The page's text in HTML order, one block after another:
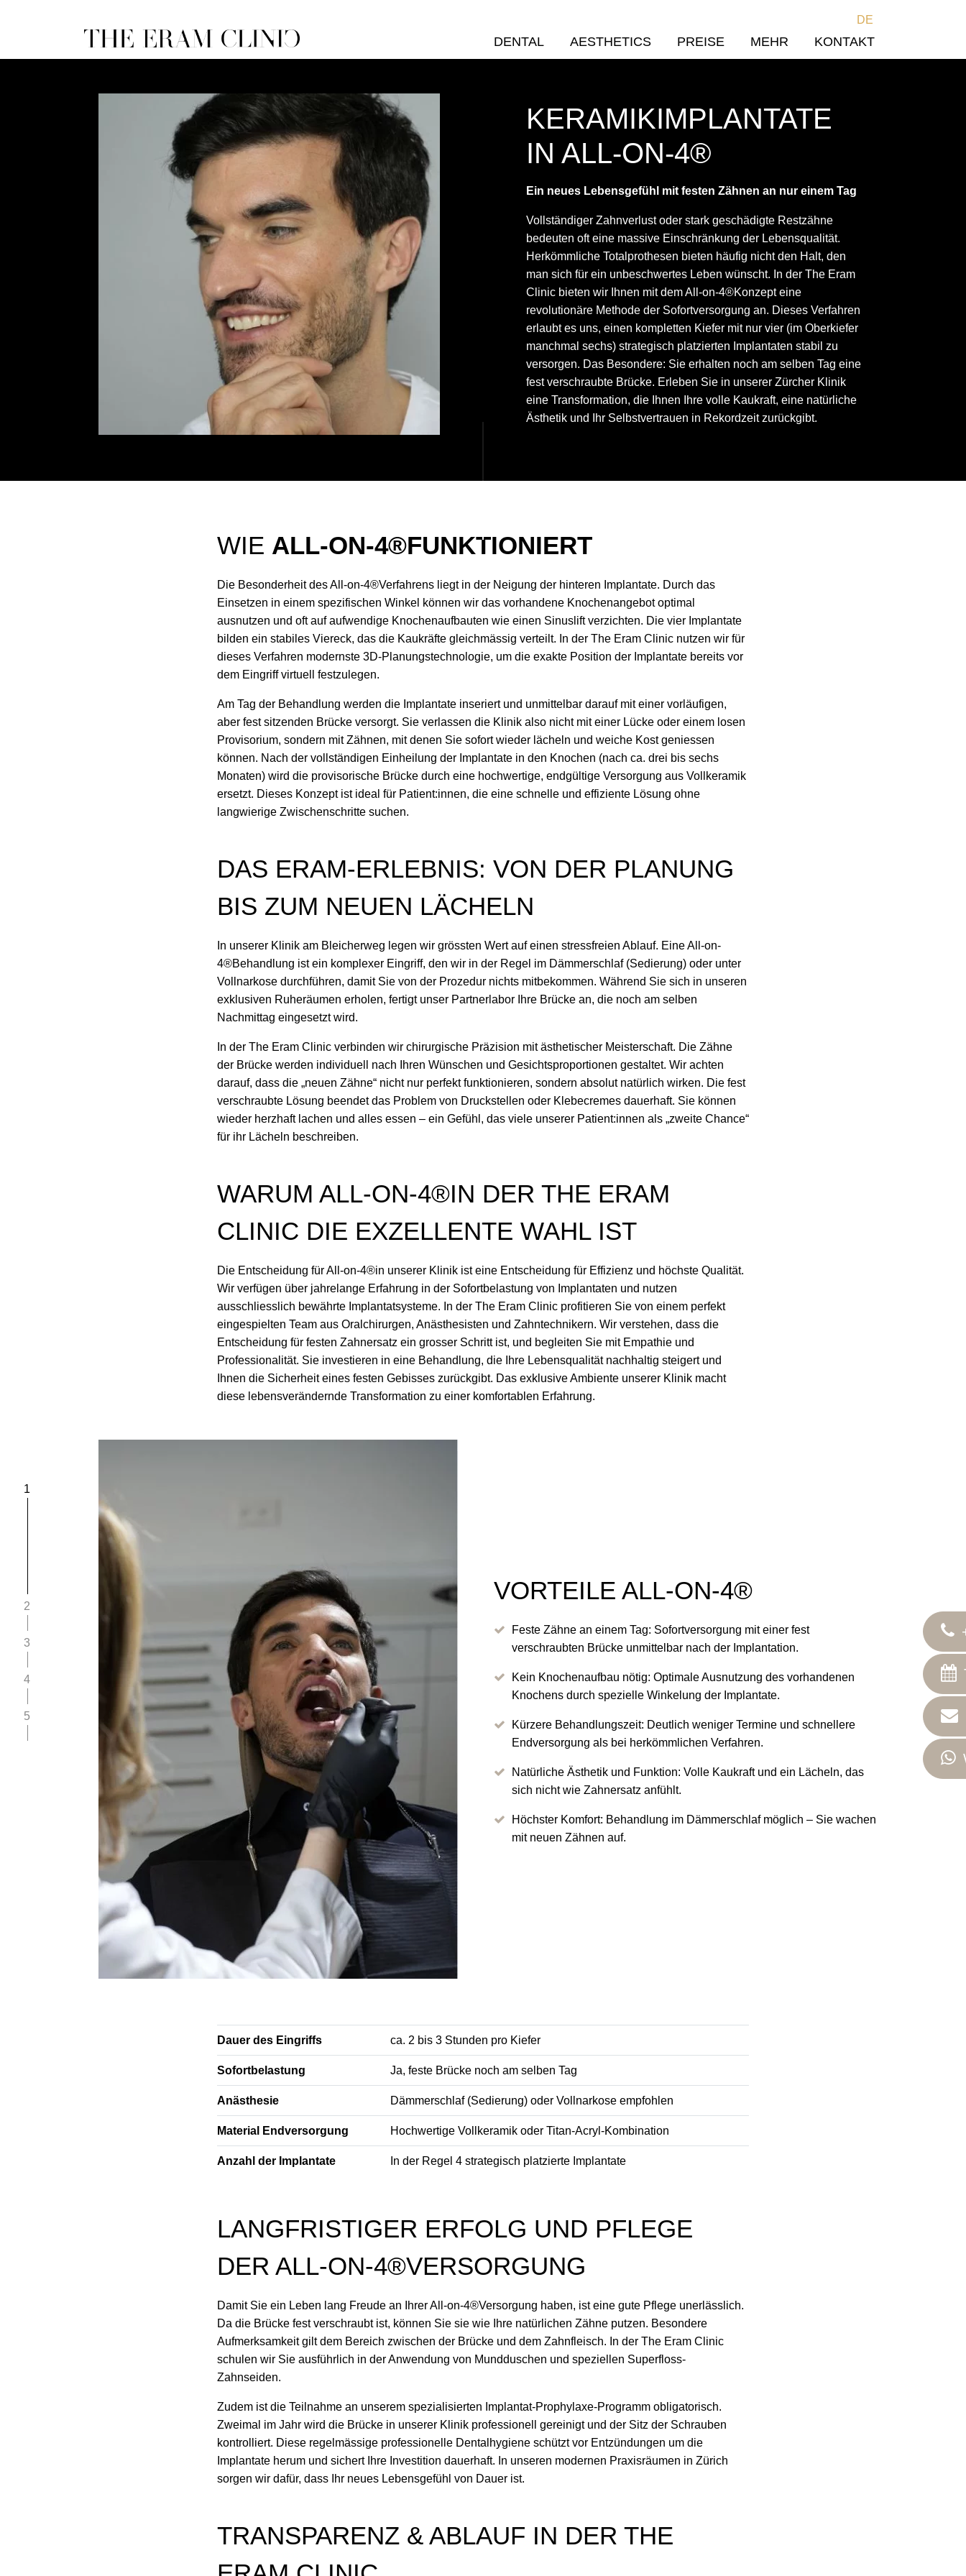
DE
DENTAL AESTHETICS PREISE MEHR KONTAKT
KERAMIKIMPLANTATE
IN ALL-ON-4®
Ein neues Lebensgefühl mit festen Zähnen an nur einem Tag
Vollständiger Zahnverlust oder stark geschädigte Restzähne
bedeuten oft eine massive Einschränkung der Lebensqualität.
Herkömmliche Totalprothesen bieten häufig nicht den Halt, den
man sich für ein unbeschwertes Leben wünscht. In der The Eram
Clinic bieten wir Ihnen mit dem All-on-4®Konzept eine
revolutionäre Methode der Sofortversorgung an. Dieses Verfahren
erlaubt es uns, einen kompletten Kiefer mit nur vier (im Oberkiefer
manchmal sechs) strategisch platzierten Implantaten stabil zu
versorgen. Das Besondere: Sie erhalten noch am selben Tag eine
fest verschraubte Brücke. Erleben Sie in unserer Zürcher Klinik
eine Transformation, die Ihnen Ihre volle Kaukraft, eine natürliche
Ästhetik und Ihr Selbstvertrauen in Rekordzeit zurückgibt.
1
2
3
4
5
WIE ALL-ON-4®FUNKTIONIERT
Die Besonderheit des All-on-4®Verfahrens liegt in der Neigung der hinteren Implantate. Durch das
Einsetzen in einem spezifischen Winkel können wir das vorhandene Knochenangebot optimal
ausnutzen und oft auf aufwendige Knochenaufbauten wie einen Sinuslift verzichten. Die vier Implantate
bilden ein stabiles Viereck, das die Kaukräfte gleichmässig verteilt. In der The Eram Clinic nutzen wir für
dieses Verfahren modernste 3D-Planungstechnologie, um die exakte Position der Implantate bereits vor
dem Eingriff virtuell festzulegen.
Am Tag der Behandlung werden die Implantate inseriert und unmittelbar darauf mit einer vorläufigen,
aber fest sitzenden Brücke versorgt. Sie verlassen die Klinik also nicht mit einer Lücke oder einem losen
Provisorium, sondern mit Zähnen, mit denen Sie sofort wieder lächeln und weiche Kost geniessen
können. Nach der vollständigen Einheilung der Implantate in den Knochen (nach ca. drei bis sechs
Monaten) wird die provisorische Brücke durch eine hochwertige, endgültige Versorgung aus Vollkeramik
ersetzt. Dieses Konzept ist ideal für Patient:innen, die eine schnelle und effiziente Lösung ohne
langwierige Zwischenschritte suchen.
DAS ERAM-ERLEBNIS: VON DER PLANUNG
BIS ZUM NEUEN LÄCHELN
In unserer Klinik am Bleicherweg legen wir grössten Wert auf einen stressfreien Ablauf. Eine All-on-
4®Behandlung ist ein komplexer Eingriff, den wir in der Regel im Dämmerschlaf (Sedierung) oder unter
Vollnarkose durchführen, damit Sie von der Prozedur nichts mitbekommen. Während Sie sich in unseren
exklusiven Ruheräumen erholen, fertigt unser Partnerlabor Ihre Brücke an, die noch am selben
Nachmittag eingesetzt wird.
In der The Eram Clinic verbinden wir chirurgische Präzision mit ästhetischer Meisterschaft. Die Zähne
der Brücke werden individuell nach Ihren Wünschen und Gesichtsproportionen gestaltet. Wir achten
darauf, dass die „neuen Zähne“ nicht nur perfekt funktionieren, sondern absolut natürlich wirken. Die fest
verschraubte Lösung beendet das Problem von Druckstellen oder Klebecremes dauerhaft. Sie können
wieder herzhaft lachen und alles essen – ein Gefühl, das viele unserer Patient:innen als „zweite Chance“
für ihr Lächeln beschreiben.
WARUM ALL-ON-4®IN DER THE ERAM
CLINIC DIE EXZELLENTE WAHL IST
Die Entscheidung für All-on-4®in unserer Klinik ist eine Entscheidung für Effizienz und höchste Qualität.
Wir verfügen über jahrelange Erfahrung in der Sofortbelastung von Implantaten und nutzen
ausschliesslich bewährte Implantatsysteme. In der The Eram Clinic profitieren Sie von einem perfekt
eingespielten Team aus Oralchirurgen, Anästhesisten und Zahntechnikern. Wir verstehen, dass die
Entscheidung für festen Zahnersatz ein grosser Schritt ist, und begleiten Sie mit Empathie und
Professionalität. Sie investieren in eine Behandlung, die Ihre Lebensqualität nachhaltig steigert und
Ihnen die Sicherheit eines festen Gebisses zurückgibt. Das exklusive Ambiente unserer Klinik macht
diese lebensverändernde Transformation zu einer komfortablen Erfahrung.
VORTEILE ALL-ON-4®
Feste Zähne an einem Tag: Sofortversorgung mit einer fest
verschraubten Brücke unmittelbar nach der Implantation.
Kein Knochenaufbau nötig: Optimale Ausnutzung des vorhandenen
Knochens durch spezielle Winkelung der Implantate.
Kürzere Behandlungszeit: Deutlich weniger Termine und schnellere
Endversorgung als bei herkömmlichen Verfahren.
Natürliche Ästhetik und Funktion: Volle Kaukraft und ein Lächeln, das
sich nicht wie Zahnersatz anfühlt.
Höchster Komfort: Behandlung im Dämmerschlaf möglich – Sie wachen
mit neuen Zähnen auf.
Dauer des Eingriffs ca. 2 bis 3 Stunden pro Kiefer
Sofortbelastung Ja, feste Brücke noch am selben Tag
Anästhesie Dämmerschlaf (Sedierung) oder Vollnarkose empfohlen
Material Endversorgung Hochwertige Vollkeramik oder Titan-Acryl-Kombination
Anzahl der Implantate In der Regel 4 strategisch platzierte Implantate
LANGFRISTIGER ERFOLG UND PFLEGE
DER ALL-ON-4®VERSORGUNG
Damit Sie ein Leben lang Freude an Ihrer All-on-4®Versorgung haben, ist eine gute Pflege unerlässlich.
Da die Brücke fest verschraubt ist, können Sie sie wie Ihre natürlichen Zähne putzen. Besondere
Aufmerksamkeit gilt dem Bereich zwischen der Brücke und dem Zahnfleisch. In der The Eram Clinic
schulen wir Sie ausführlich in der Anwendung von Mundduschen und speziellen Superfloss-
Zahnseiden.
Zudem ist die Teilnahme an unserem spezialisierten Implantat-Prophylaxe-Programm obligatorisch.
Zweimal im Jahr wird die Brücke in unserer Klinik professionell gereinigt und der Sitz der Schrauben
kontrolliert. Diese regelmässige professionelle Dentalhygiene schützt vor Entzündungen um die
Implantate herum und sichert Ihre Investition dauerhaft. In unseren modernen Praxisräumen in Zürich
sorgen wir dafür, dass Ihr neues Lebensgefühl von Dauer ist.
TRANSPARENZ & ABLAUF IN DER THE